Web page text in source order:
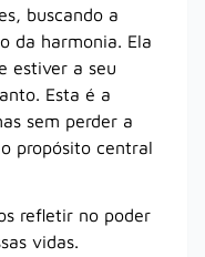
buscando a
da harmonia. Ela
estiver a seu
Esta é a
sem perder a
propósito central
refletir no poder
vidas.